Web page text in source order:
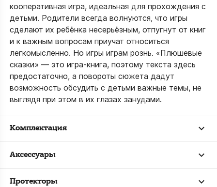
кооперативная игра, идеальная для прохождения с
детьми. Родители всегда волнуются, что игры
сделают их ребёнка несерьёзным, отпугнут от книг
и к важным вопросам приучат относиться
легкомысленно. Но игры играм рознь. «Плюшевые
сказки» — это игра-книга, поэтому текста здесь
предостаточно, а повороты сюжета дадут
возможность обсудить с детьми важные темы, не
выглядя при этом в их глазах занудами.
Комплектация
Аксессуары
Протекторы